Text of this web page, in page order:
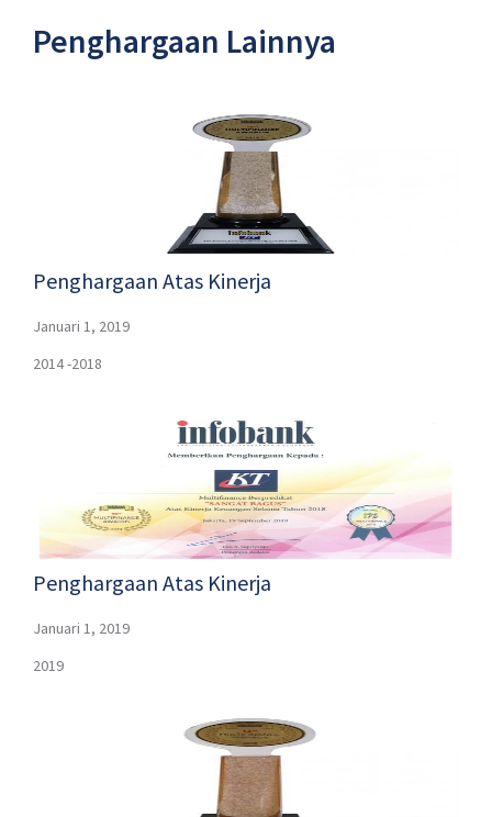
Penghargaan Lainnya
Penghargaan Atas Kinerja
Januari 1, 2019
2014 -2018
Penghargaan Atas Kinerja
Januari 1, 2019
2019